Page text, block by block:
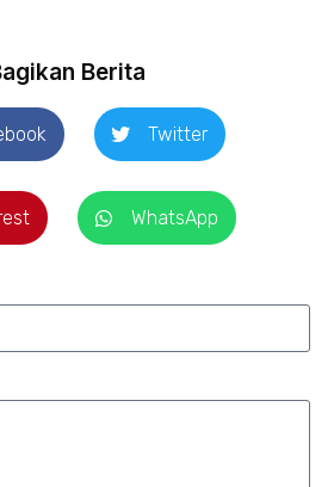
Berita
Twitter
WhatsApp